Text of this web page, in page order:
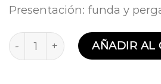
Presentación: funda y
Cuchillo Plegable Familia
AÑADIR AL